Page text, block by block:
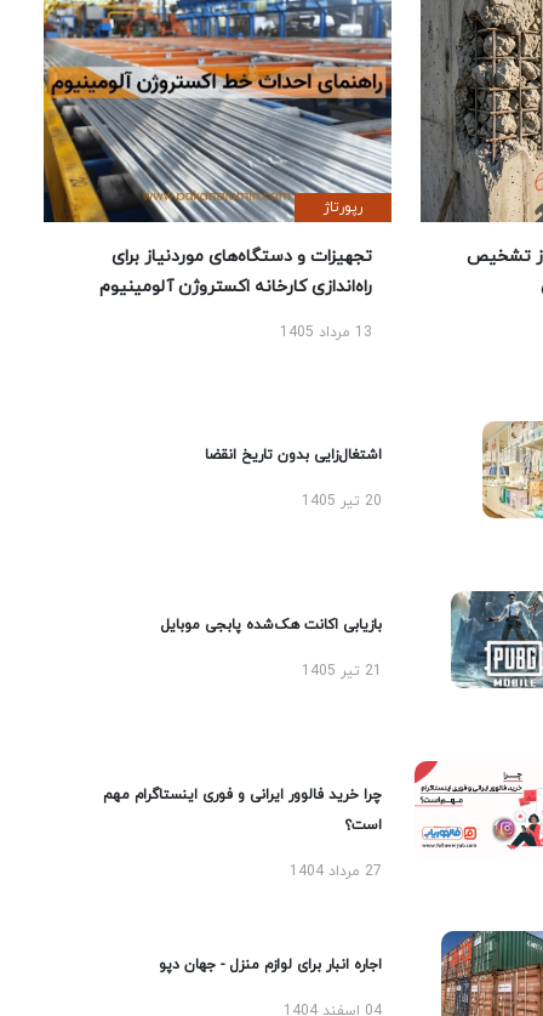
تشخیص
رپورتاژ
تجهیزات و دستگاه‌های موردنیاز برای
راه‌اندازی کارخانه اکستروژن آلومینیوم
13 مرداد 1405
اشتغال‌زایی بدون تاریخ انقضا
20 تیر 1405
بازیابی اکانت هک‌شده پابجی موبایل
چرا خرید فالوور ایرانی و فوری اینستاگرام مهم
است؟
27 مرداد 1404
اجاره انبار برای لوازم منزل - جهان دپو
04 اسفند 1404